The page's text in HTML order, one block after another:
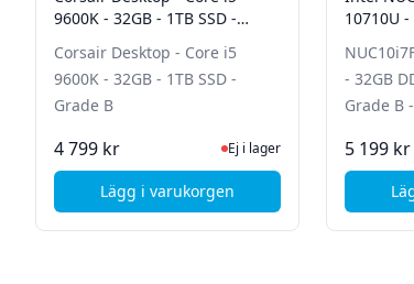
9600K - 32GB - 1TB SSD -
Corsair Desktop - Core i5
9600K - 32GB - 1TB SSD -
Grade B
4 799 kr Ej i lager, besök
Ej i lager
Lägg i varukorgen, Corsair Desktop - Core i5 9600K
10710U -
adapter
- 32GB
Grade B
5 199 kr